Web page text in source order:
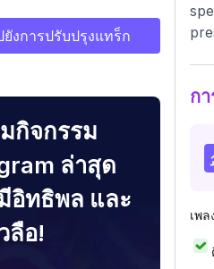
ยังการปรับปรุงแทร็ก
กิจกรรม
ล่าสุด
อิทธิพล และ
ลือ!
ก
เพล